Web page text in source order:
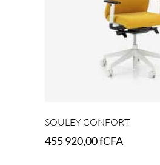
SOULEY CONFORT
455 920,00fCFA